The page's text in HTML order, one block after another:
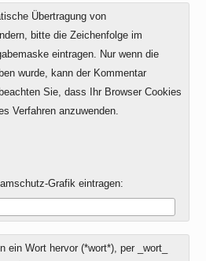
Übertragung von
bitte die Zeichenfolge im
eintragen. Nur wenn die
wurde, kann der Kommentar
Sie, dass Ihr Browser Cookies
Verfahren anzuwenden.
Grafik eintragen:
ein Wort hervor (*wort*), per _wort_